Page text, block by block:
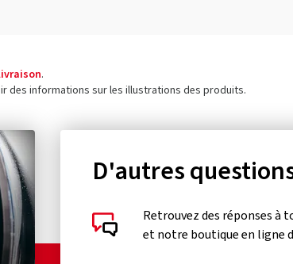
.
des informations sur les illustrations des produits.
D'autres
Retrouvez des réponses à
et notre boutique en ligne